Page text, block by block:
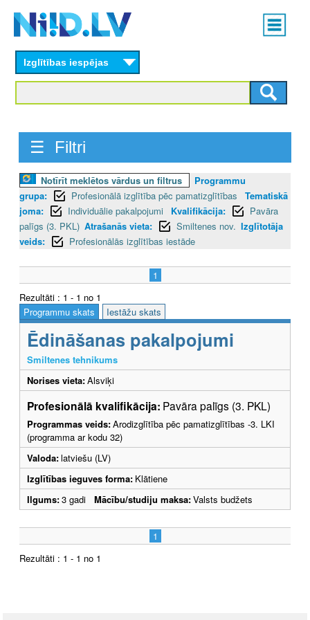
content
Main
menu
Izglītības iespējas
☰ Filtri
Notīrīt meklētos vārdus un filtrus
Programmu
grupa:
Profesionālā izglītība pēc pamatizglītības
Tematiskā
joma:
Individuālie pakalpojumi Kvalifikācija:
Pavāra
palīgs (3. PKL) Atrašanās vieta: Smiltenes nov. Izglītotāja
veids:
Profesionālās izglītības iestāde
1
Rezultāti : 1 - 1 no 1
Programmu skats
Iestāžu skats
Ēdināšanas pakalpojumi
Smiltenes tehnikums
Norises vieta:Alsviķi
Profesionālā kvalifikācija: Pavāra palīgs (3. PKL)
Programmas veids:Arodizglītība pēc pamatizglītības -3. LKI
(programma ar kodu 32)
Valoda:latviešu (LV)
Izglītības ieguves forma: Klātiene
Ilgums:3 gadi Mācību/studiju maksa:Valsts budžets
1
Rezultāti : 1 - 1 no 1